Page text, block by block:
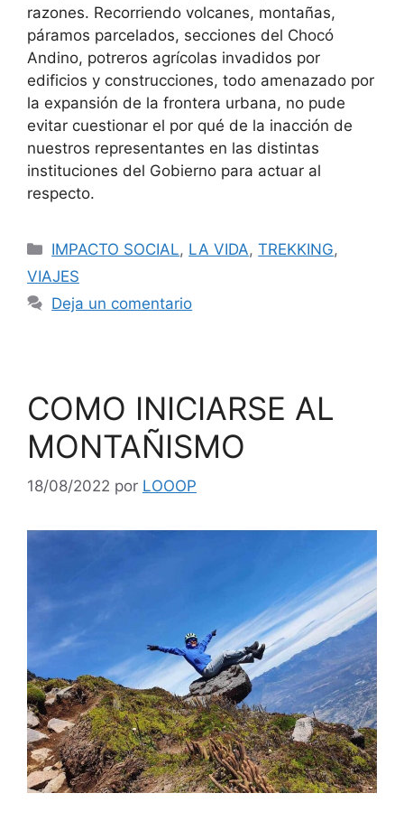
razones. Recorriendo volcanes, montañas,
páramos parcelados, secciones del Chocó
Andino, potreros agrícolas invadidos por
edificios y construcciones, todo amenazado por
la expansión de la frontera urbana, no pude
evitar cuestionar el por qué de la inacción de
nuestros representantes en las distintas
instituciones del Gobierno para actuar al
respecto.
IMPACTO SOCIAL, LA VIDA,TREKKING,
VIAJES
Deja un comentario
COMO INICIARSE AL
MONTAÑISMO
18/08/2022 por LOOOP